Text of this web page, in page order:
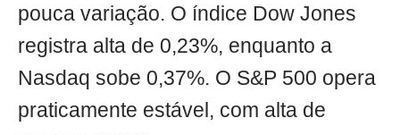
pouca variação. O índice Dow Jones
registra alta de 0,23%, enquanto a
Nasdaq sobe 0,37%. O S&P 500 opera
praticamente estável, com alta de